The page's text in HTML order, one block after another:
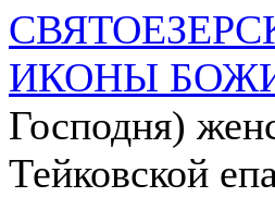
ИКОНЫ
Господня)
Тейковской